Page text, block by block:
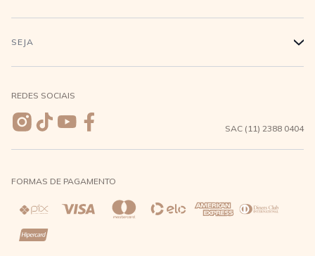
Conecte-se
Meus pedidos
Wishlist
Compra Segura
Entrega e Frete
Trocas e Devoluções
Direito de Arrependimento
Política de Privacidade
SEJA +
REDES SOCIAIS
SAC (11) 2388 0404
FORMAS DE PAGAMENTO